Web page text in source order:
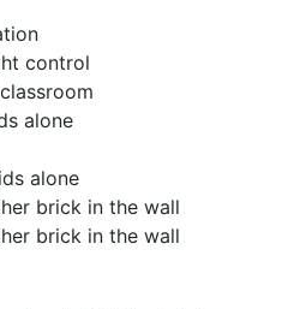
control
alone
alone
brick in the wall
brick in the wall